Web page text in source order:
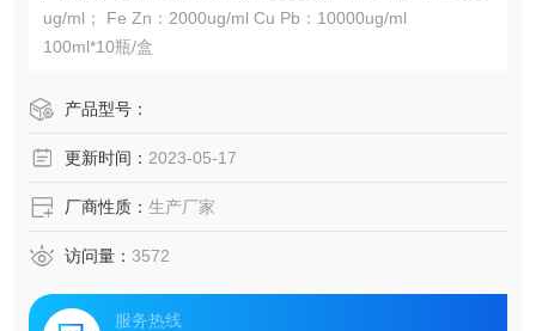
ug/ml； Fe Zn：2000ug/ml Cu Pb：10000ug/ml
100ml*10瓶/盒
产品型号：
更新时间： 2023-05-17
厂商性质： 生产厂家
访问量： 3572
服务热线